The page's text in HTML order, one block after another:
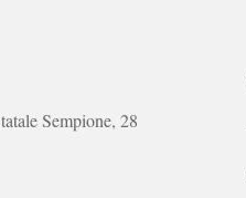
Sempione, 28